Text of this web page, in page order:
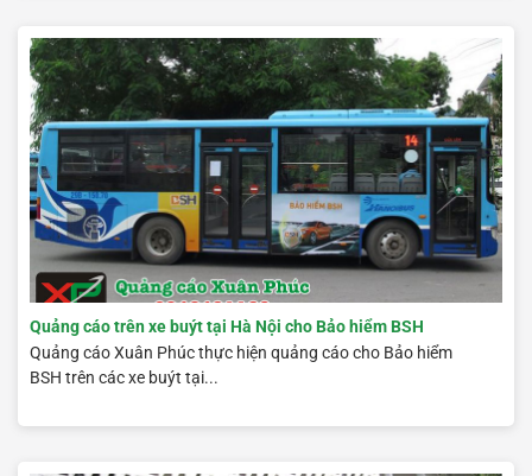
Quảng cáo trên xe buýt tại Hà Nội cho Bảo hiểm BSH
Quảng cáo Xuân Phúc thực hiện quảng cáo cho Bảo hiểm
BSH trên các xe buýt tại...